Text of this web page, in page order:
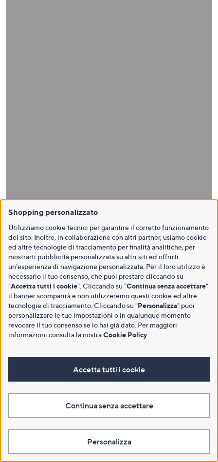
Shopping personalizzato
Utilizziamo cookie tecnici per garantire il corretto funzionamento
del sito. Inoltre, in collaborazione con altri partner, usiamo cookie
ed altre tecnologie di tracciamento per finalità analitiche, per
mostrarti pubblicità personalizzata su altri siti ed offrirti
un’esperienza di navigazione personalizzata. Per il loro utilizzo è
necessario il tuo consenso, che puoi prestare cliccando su
"Accetta tutti i cookie". Cliccando su "Continua senza accettare"
il banner scomparirà e non utilizzeremo questi cookie ed altre
tecnologie di tracciamento. Cliccando su "Personalizza" puoi
personalizzare le tue impostazioni o in qualunque momento
revocare il tuo consenso se lo hai già dato. Per maggiori
informazioni consulta la nostraCookie Policy
Accetta tutti i cookie
Continua senza accettare
Personalizza